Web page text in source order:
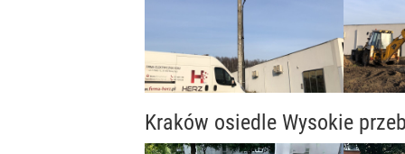
Kraków osiedle Wysokie